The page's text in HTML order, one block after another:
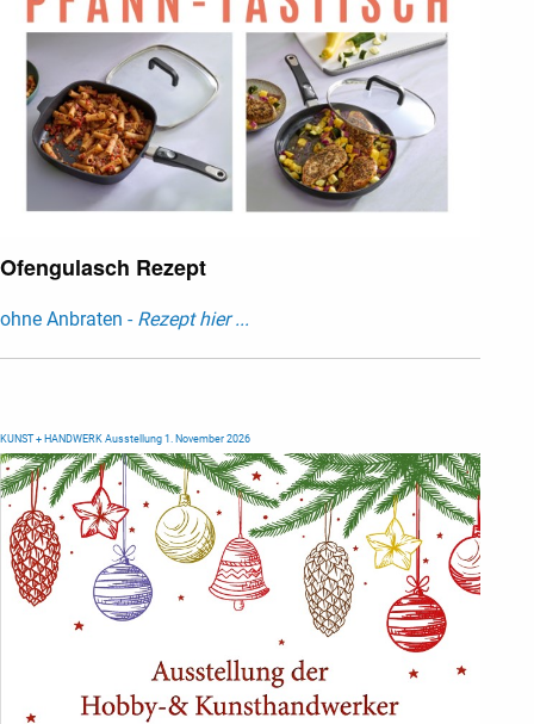
Ofengulasch Rezept
ohne Anbraten - Rezept hier ...
KUNST + HANDWERK Ausstellung 1. November 2026